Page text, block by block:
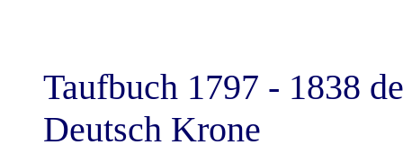
Taufbuch 1797 - 1838
Deutsch Krone